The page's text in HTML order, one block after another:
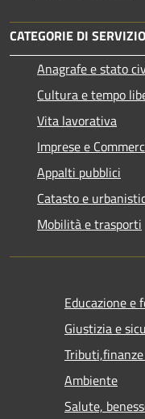
CATEGORIE DI SERVIZIO
Anagrafe e stato
Cultura e tempo
Vita lavorativa
Imprese e
Appalti pubblici
Catasto e
Mobilità e trasporti
Educazione e
Giustizia e
Ambiente
Salute,